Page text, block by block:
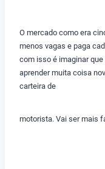
O mercado como era
menos vagas e paga
com isso é imaginar
aprender muita coisa
carteira de
motorista. Vai ser mais